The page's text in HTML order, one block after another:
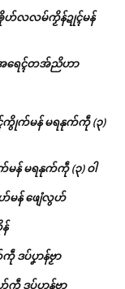
ၜိုဟ်လလမ်ကၟိန်ဍုၚ်မန်
ရေၚ်တအ်ညိဟာ
ကွိုက်မန် မရနုက်ကဵု (၃)
မရနုက်ကဵု (၃) ဝါ
န် ဖျေံလွဟ်
ဒပ်ပၞာန်ဗၟာ
ဒပ်ပၞာန်ဗၟာ